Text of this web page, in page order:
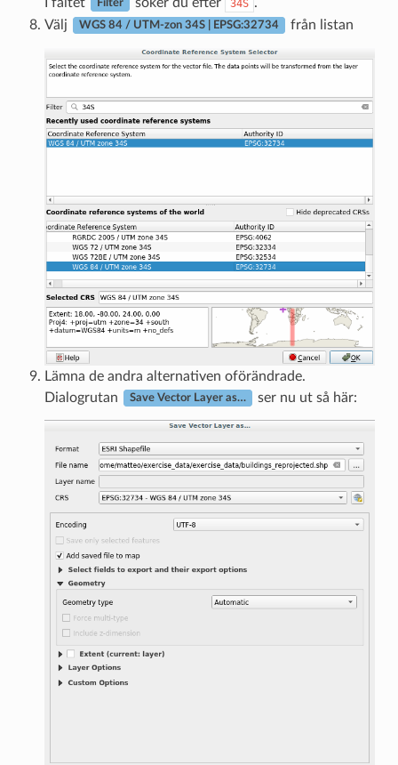
Filter 34S
Välj
WGS 84 / UTM-zon 34S | EPSG:32734 från listan
Lämna de andra alternativen oförändrade.
Dialogrutan
Save Vector Layer as… ser nu ut så här: